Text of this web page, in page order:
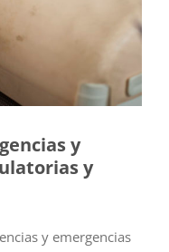
y
y
y emergencias